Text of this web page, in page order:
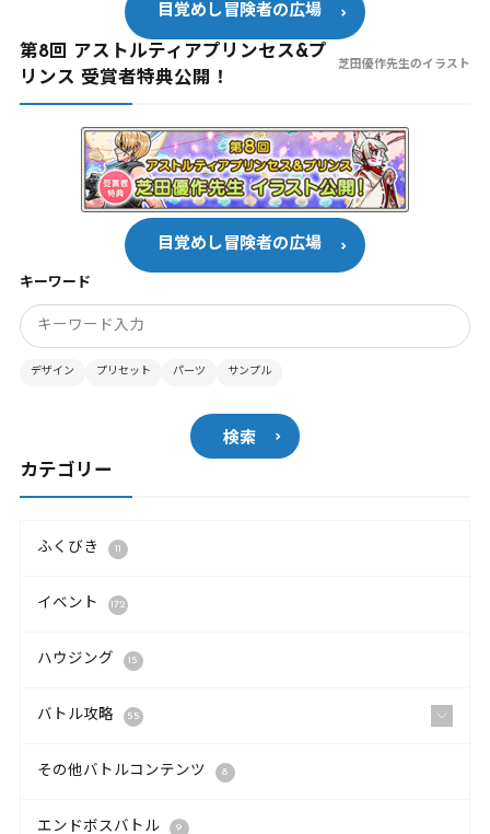
目覚めし冒険者の広場
第8回 アストルティアプリンセス&プ
リンス 受賞者特典公開！
芝田優作先生のイラスト
目覚めし冒険者の広場
キーワード
デザイン プリセット パーツ サンプル
検索
カテゴリー
ふくびき 11
イベント 172
ハウジング 15
バトル攻略 55
その他バトルコンテンツ 8
エンドボスバトル 9